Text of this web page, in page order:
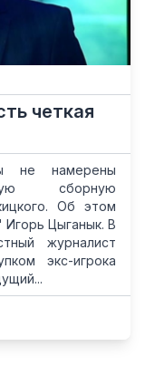
четкая
не намерены
сборную
Об этом
Цыганык. В
журналист
экс-игрока